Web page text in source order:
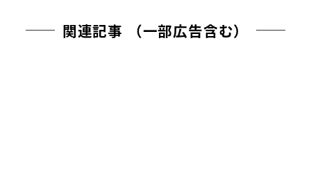
関連記事 （一部広告含む）